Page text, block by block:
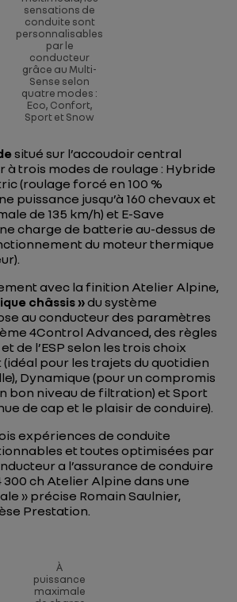
sensations de
conduite sont
personnalisables
par le
conducteur
grâce au Multi-
Sense selon
quatre modes :
Eco, Confort,
Sport et Snow
situé sur l’accoudoir central
à trois modes de roulage : Hybride
(roulage forcé en 100 %
puissance jusqu’à 160 chevaux et
de 135 km/h) et E-Save
charge de batterie au-dessus de
du moteur thermique
avec la finition Atelier Alpine,
châssis »du système
au conducteur des paramètres
4Control Advanced, des règles
de l’ESP selon les trois choix
pour les trajets du quotidien
Dynamique (pour un compromis
bon niveau de filtration) et Sport
de cap et le plaisir de conduire).
expériences de conduite
et toutes optimisées par
a l’assurance de conduire
300 ch Atelier Alpine dans une
» précise Romain Saulnier,
Prestation.
À
puissance
maximale